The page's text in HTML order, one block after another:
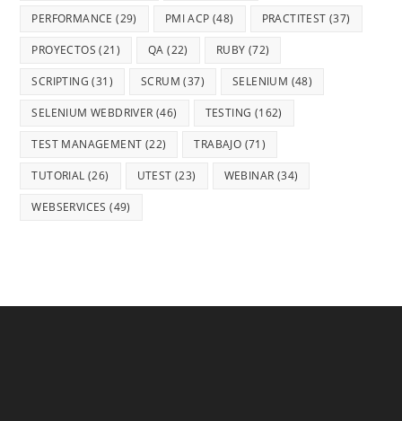
PERFORMANCE (29) PMI ACP (48) PRACTITEST (37)
PROYECTOS (21) QA (22) RUBY (72)
SCRIPTING (31) SCRUM (37) SELENIUM (48)
SELENIUM WEBDRIVER (46) TESTING (162)
TEST MANAGEMENT (22) TRABAJO (71)
TUTORIAL (26) UTEST (23) WEBINAR (34)
WEBSERVICES (49)